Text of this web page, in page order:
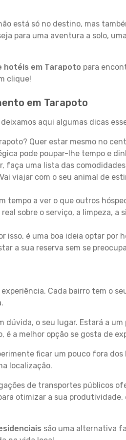
está só no destino, mas
para uma aventura a solo,
hotéis em Tarapoto para
clique!
em Tarapoto
aqui algumas dicas
Quer estar mesmo no
pode poupar-lhe tempo e
faça uma lista das
viajar com o seu animal de
tempo a ver o que outros
sobre o serviço, a limpeza, a
isso, é uma boa ideia optar
a sua reserva sem se
Cada bairro tem o
dúvida, o seu lugar. Estará a
a melhor opção se gosta de
ficar um pouco fora dos
localização.
de transportes públicos
otimizar a sua
são uma alternativa